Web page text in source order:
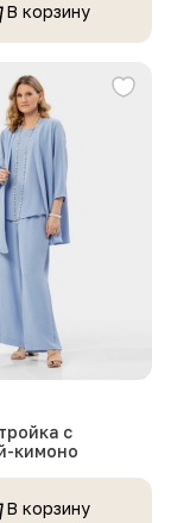
В корзину
с
кимоно
В корзину